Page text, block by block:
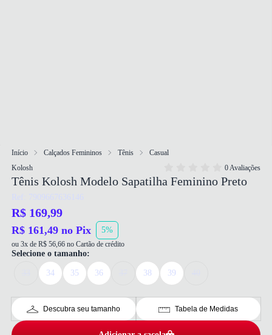
Início Calçados Femininos Tênis
Casual
Kolosh
0 Avaliações
Tênis Kolosh Modelo Sapatilha Feminino Preto
Ref: 7909667636146
R$ 169,99
R$ 161,49 no Pix 5%
ou 3x de R$ 56,66 no Cartão de crédito
Selecione o tamanho:
34 35 36 38 39
Descubra seu tamanho Tabela de Medidas